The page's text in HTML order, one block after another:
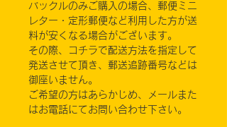
バックルのみご購入の場合、郵便ミニ
レター・定形郵便など利用した方が送
料が安くなる場合がございます。
その際、コチラで配送方法を指定して
発送させて頂き、郵送追跡番号などは
御座いません。
ご希望の方はあらかじめ、メールまた
はお電話にてお問い合わせ下さい。